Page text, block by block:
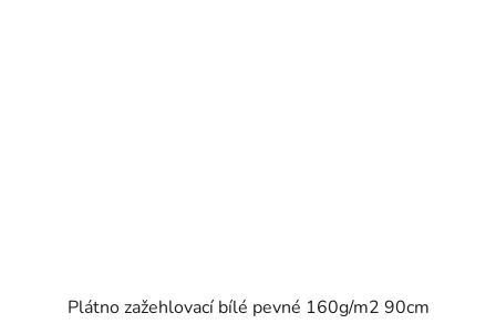
Plátno zažehlovací bílé pevné 160g/m2 90cm